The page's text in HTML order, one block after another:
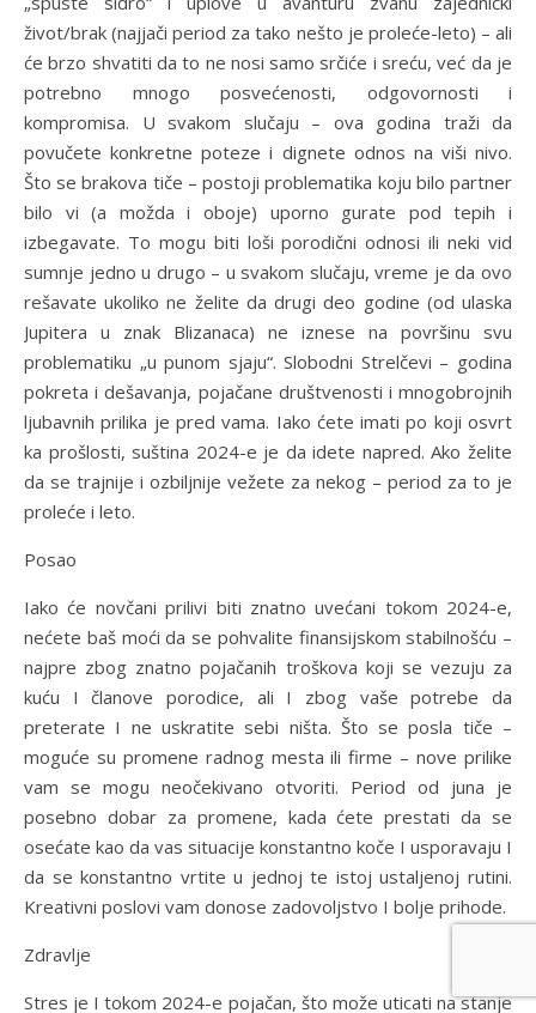
život/brak (najjači period za tako nešto je proleće-leto) – ali
će brzo shvatiti da to ne nosi samo srčiće i sreću, već da je
potrebno mnogo posvećenosti, odgovornosti i
kompromisa. U svakom slučaju – ova godina traži da
povučete konkretne poteze i dignete odnos na viši nivo.
Što se brakova tiče – postoji problematika koju bilo partner
bilo vi (a možda i oboje) uporno gurate pod tepih i
izbegavate. To mogu biti loši porodični odnosi ili neki vid
sumnje jedno u drugo – u svakom slučaju, vreme je da ovo
rešavate ukoliko ne želite da drugi deo godine (od ulaska
Jupitera u znak Blizanaca) ne iznese na površinu svu
problematiku „u punom sjaju“. Slobodni Strelčevi – godina
pokreta i dešavanja, pojačane društvenosti i mnogobrojnih
ljubavnih prilika je pred vama. Iako ćete imati po koji osvrt
ka prošlosti, suština 2024-e je da idete napred. Ako želite
da se trajnije i ozbiljnije vežete za nekog – period za to je
proleće i leto.
Posao
Iako će novčani prilivi biti znatno uvećani tokom 2024-e,
nećete baš moći da se pohvalite finansijskom stabilnošću –
najpre zbog znatno pojačanih troškova koji se vezuju za
kuću I članove porodice, ali I zbog vaše potrebe da
preterate I ne uskratite sebi ništa. Što se posla tiče –
moguće su promene radnog mesta ili firme – nove prilike
vam se mogu neočekivano otvoriti. Period od juna je
posebno dobar za promene, kada ćete prestati da se
osećate kao da vas situacije konstantno koče I usporavaju I
da se konstantno vrtite u jednoj te istoj ustaljenoj rutini.
Kreativni poslovi vam donose zadovoljstvo I bolje prihode.
Zdravlje
Stres je I tokom 2024-e pojačan, što može uticati na stanje